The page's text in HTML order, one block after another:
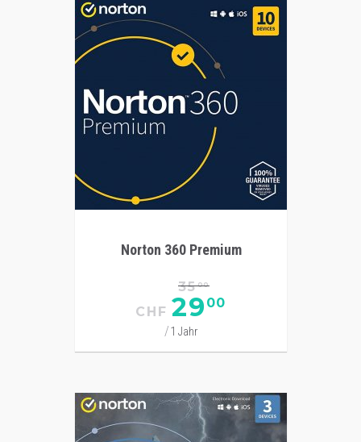
Norton 360 Premium
3500
CHF 29 00
1 Jahr